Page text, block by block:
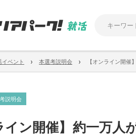
イベント › 本選考説明会 › 【オンライン開
説明会
イン開催】 約一万人